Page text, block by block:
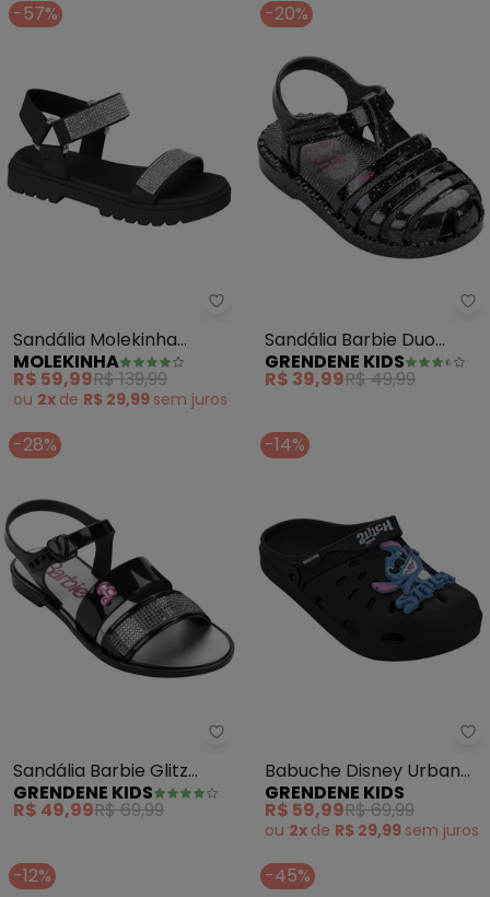
-57%
Molekinha - Sandália
Sandália Molekinha
(Preta)
MOLEKINHA
R$ 59,99R$ 139,99
ou 2x de R$ 29,99 sem juros
-20%
Sandália Barbie Duo
(Preta)
GRENDENE KIDS
R$ 39,99R$ 49,99
-28%
Grendene Kids - Sandália
Sandália Barbie Glitz
(Preto)
GRENDENE KIDS
R$ 49,99R$ 69,99
-14%
Babuche Disney Urban
Stitch (Preto)
GRENDENE KIDS
R$ 59,99R$ 69,99
ou 2x de R$ 29,99 sem juros
-12% -45%